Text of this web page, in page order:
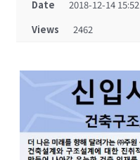
Date
2018-12-14 15:52
Views
2462